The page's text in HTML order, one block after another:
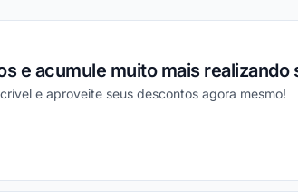
e acumule muito mais realizando
e aproveite seus descontos agora mesmo!